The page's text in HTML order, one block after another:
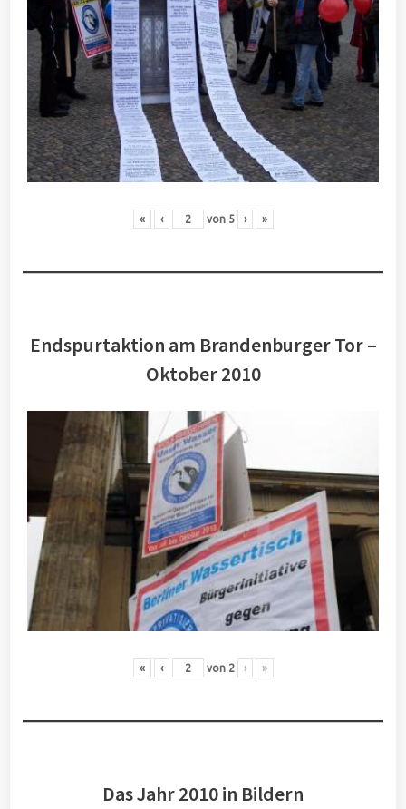
« ‹ von 5 › »
Endspurtaktion am Brandenburger Tor –
Oktober 2010
« ‹ von 2 › »
Das Jahr 2010 in Bildern